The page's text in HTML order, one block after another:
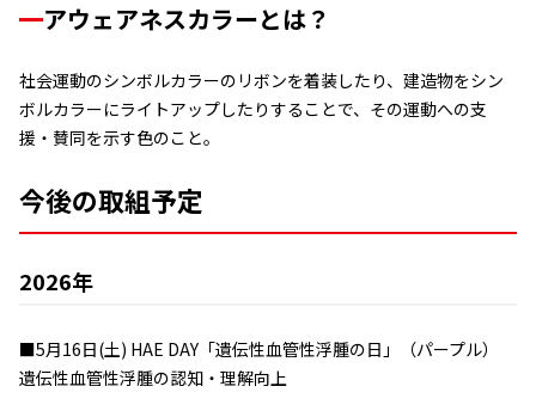
アウェアネスカラーとは？
社会運動のシンボルカラーのリボンを着装したり、建造物をシン
ボルカラーにライトアップしたりすることで、その運動への支
援・賛同を示す色のこと。
今後の取組予定
2026年
■5月16日(土) HAE DAY「遺伝性血管性浮腫の日」（パープル）
遺伝性血管性浮腫の認知・理解向上